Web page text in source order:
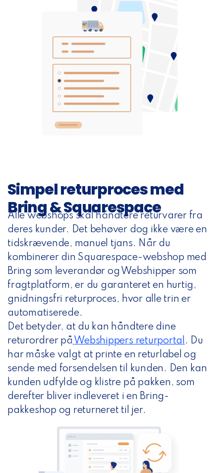
Simpel returproces med
Bring & Squarespace
Alle webshops skal håndtere returvarer fra
deres kunder. Det behøver dog ikke være en
tidskrævende, manuel tjans. Når du
kombinerer din Squarespace-webshop med
Bring som leverandør og Webshipper som
fragtplatform, er du garanteret en hurtig,
gnidningsfri returproces, hvor alle trin er
automatiserede.
Det betyder, at du kan håndtere dine
returordrer på Webshippers returportal. Du
har måske valgt at printe en returlabel og
sende med forsendelsen til kunden. Den kan
kunden udfylde og klistre på pakken, som
derefter bliver indleveret i en Bring-
pakkeshop og returneret til jer.